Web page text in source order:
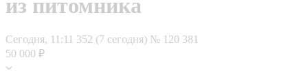
из питомника
Сегодня, 11:11 352 (7 сегодня) № 120 381
50 000 ₽